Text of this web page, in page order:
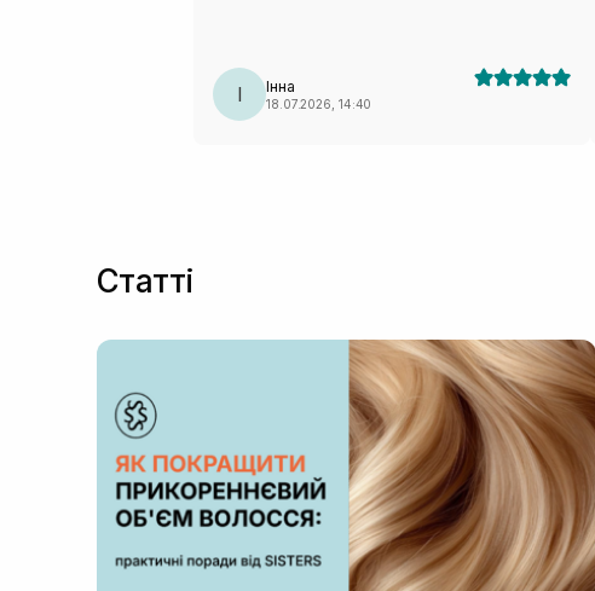
І Інна
18.07.2026, 14:40
Статті